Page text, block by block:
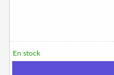
En stock